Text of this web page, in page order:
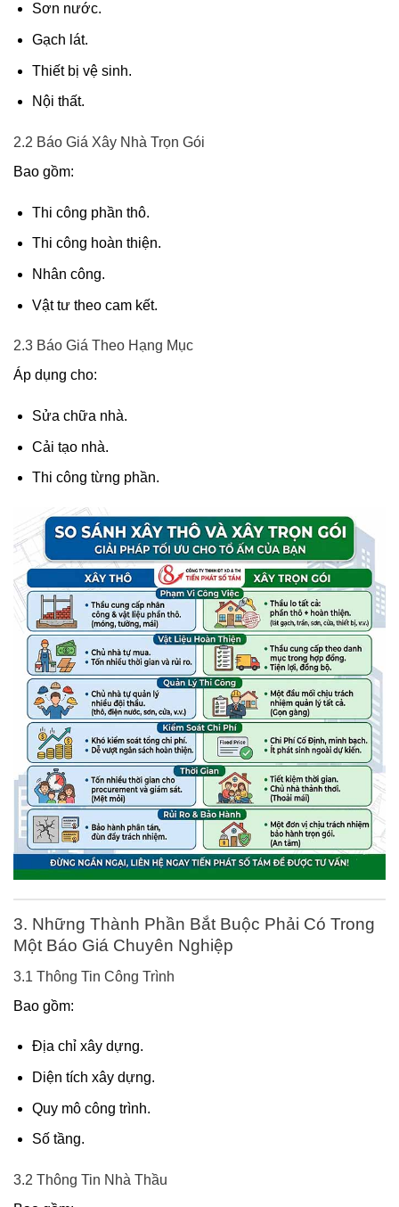
Sơn nước.
Gạch lát.
Thiết bị vệ sinh.
Nội thất.
2.2 Báo Giá Xây Nhà Trọn Gói
Bao gồm:
Thi công phần thô.
Thi công hoàn thiện.
Nhân công.
Vật tư theo cam kết.
2.3 Báo Giá Theo Hạng Mục
Áp dụng cho:
Sửa chữa nhà.
Cải tạo nhà.
Thi công từng phần.
3. Những Thành Phần Bắt Buộc Phải Có Trong
Một Báo Giá Chuyên Nghiệp
3.1 Thông Tin Công Trình
Bao gồm:
Địa chỉ xây dựng.
Diện tích xây dựng.
Quy mô công trình.
Số tầng.
3.2 Thông Tin Nhà Thầu